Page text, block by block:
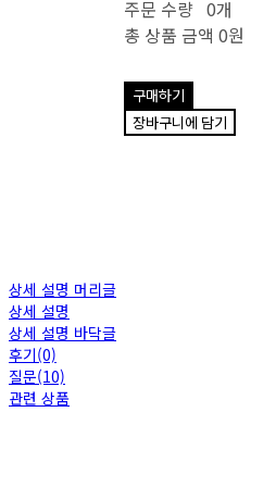
주문 수량 0개
총 상품 금액 0원
구매하기
장바구니에 담기
상세 설명 머리글
상세 설명
상세 설명 바닥글
후기(0)
질문(10)
관련 상품